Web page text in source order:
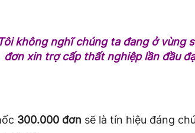
không nghĩ chúng ta đang ở vùng
đơn xin trợ cấp thất nghiệp lần đầu
300.000 đơn sẽ là tín hiệu đáng